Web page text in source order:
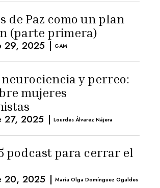
de Paz como un plan
(parte primera)
29, 2025 | GAM
y perreo:
mujeres
27, 2025 | Lourdes Álvarez Nájera
podcast para cerrar el
20, 2025 | María Olga Domínguez Ogaldes